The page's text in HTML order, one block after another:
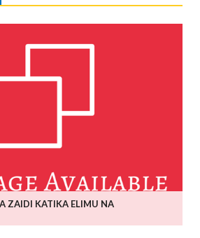
ZAIDI KATIKA ELIMU NA